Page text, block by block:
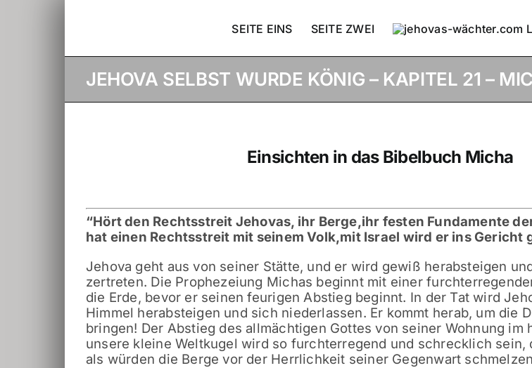
SEITE EINS SEITE ZWEI
JEHOVA SELBST WURDE KÖNIG – KAPITEL 21 –
Einsichten in das Bibelbuch Micha
“Hört den Rechtsstreit Jehovas, ihr Berge,ihr festen Fundamente
hat einen Rechtsstreit mit seinem Volk,mit Israel wird er ins Gericht
Jehova geht aus von seiner Stätte, und er wird gewiß herabsteigen
zertreten. Die Prophezeiung Michas beginnt mit einer
die Erde, bevor er seinen feurigen Abstieg beginnt. In der Tat wird
Himmel herabsteigen und sich niederlassen. Er kommt herab, um die
bringen! Der Abstieg des allmächtigen Gottes von seiner Wohnung im
unsere kleine Weltkugel wird so furchterregend und schrecklich sein,
als würden die Berge vor der Herrlichkeit seiner Gegenwart